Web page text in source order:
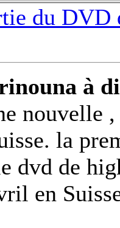
du
à
nouvelle
la
dvd de
en